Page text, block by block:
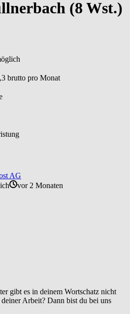
(8 W­st.)
brutto pro Monat
AG
vor 2 Monaten
gibt es in deinem Wortschatz nicht
Arbeit? Dann bist du bei uns